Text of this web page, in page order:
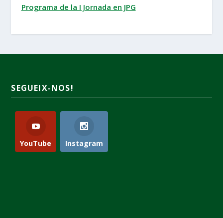
Programa de la I Jornada en JPG
SEGUEIX-NOS!
YouTube Instagram